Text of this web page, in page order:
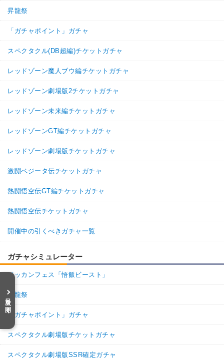
目次を開く
昇龍祭
「ガチャポイント」ガチャ
スペクタクル(DB超編)チケットガチャ
レッドゾーン魔人ブウ編チケットガチャ
レッドゾーン劇場版2チケットガチャ
レッドゾーン未来編チケットガチャ
レッドゾーンGT編チケットガチャ
レッドゾーン劇場版チケットガチャ
激闘ベジータ伝チケットガチャ
熱闘悟空伝GT編チケットガチャ
熱闘悟空伝チケットガチャ
開催中の引くべきガチャ一覧
ガチャシミュレーター
ドッカンフェス「悟飯ビースト」
昇龍祭
「ガチャポイント」ガチャ
スペクタクル劇場版チケットガチャ
スペクタクル劇場版SSR確定ガチャ